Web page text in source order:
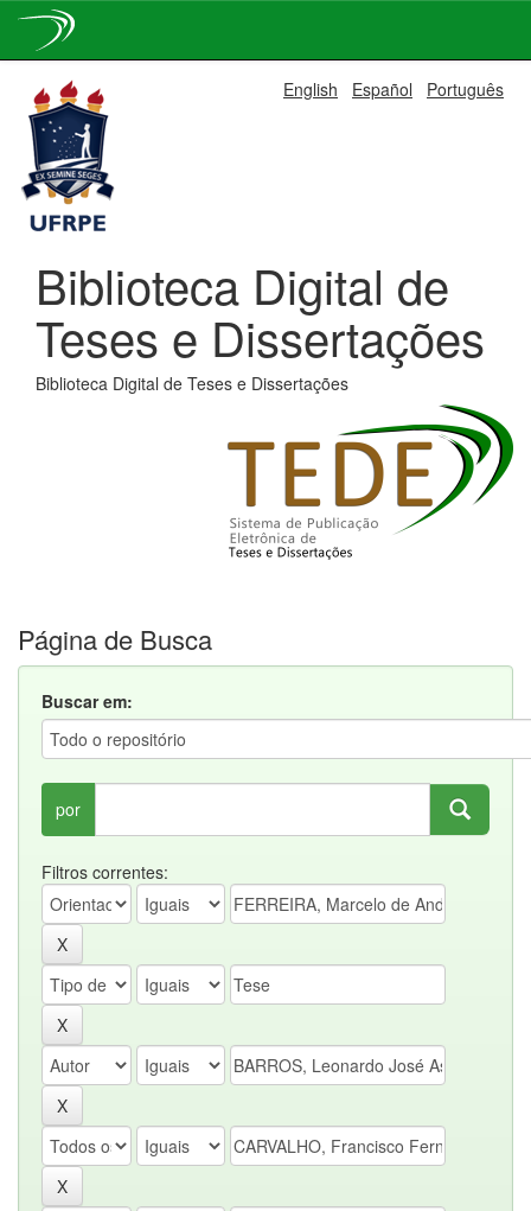
navigation
English Español Português
Biblioteca Digital de
Teses e Dissertações
Biblioteca Digital de Teses e Dissertações
Página de Busca
Buscar em:
por
Filtros correntes: